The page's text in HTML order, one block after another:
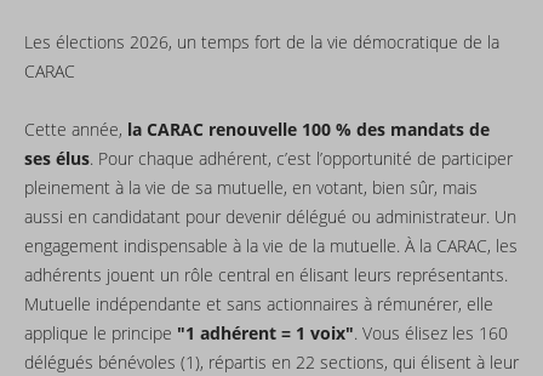
Les élections 2026, un temps fort de la vie démocratique de la
CARAC
Cette année, la CARAC renouvelle 100 % des mandats de
ses élus. Pour chaque adhérent, c’est l’opportunité de participer
pleinement à la vie de sa mutuelle, en votant, bien sûr, mais
aussi en candidatant pour devenir délégué ou administrateur. Un
engagement indispensable à la vie de la mutuelle. À la CARAC, les
adhérents jouent un rôle central en élisant leurs représentants.
Mutuelle indépendante et sans actionnaires à rémunérer, elle
applique le principe "1 adhérent = 1 voix". Vous élisez les 160
délégués bénévoles (1), répartis en 22 sections, qui élisent à leur